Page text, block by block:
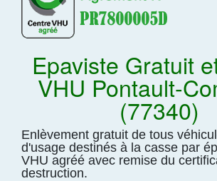
Epaviste Gratuit
VHU Pontault-
(77340)
Enlèvement gratuit de tous
d'usage destinés à la casse par
VHU agréé avec remise du
destruction.